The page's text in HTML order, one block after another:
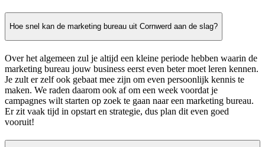
Hoe snel kan de marketing bureau uit Cornwerd aan de slag?
Over het algemeen zul je altijd een kleine periode hebben waarin de
marketing bureau jouw business eerst even beter moet leren kennen.
Je zult er zelf ook gebaat mee zijn om even persoonlijk kennis te
maken. We raden daarom ook af om een week voordat je
campagnes wilt starten op zoek te gaan naar een marketing bureau.
Er zit vaak tijd in opstart en strategie, dus plan dit even goed
vooruit!